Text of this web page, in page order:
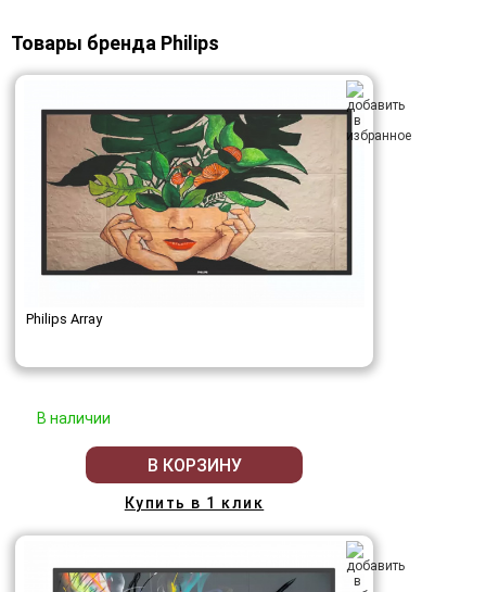
Товары бренда Philips
Philips Array
В наличии
В КОРЗИНУ
Купить в 1 клик